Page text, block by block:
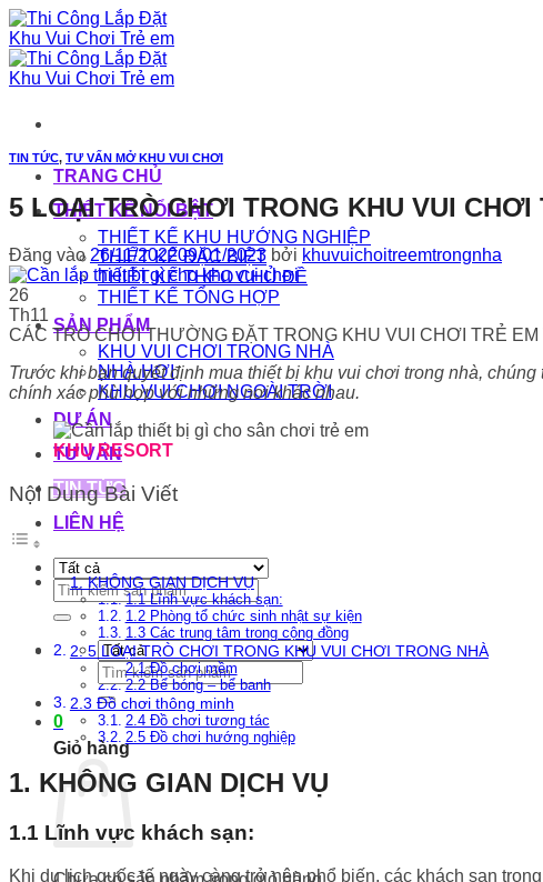
Bỏ
qua
nội
dung
TRANG CHỦ
THIẾT KẾ NỔI BẬT
THIẾT KẾ KHU HƯỚNG NGHIỆP
THIẾT KẾ ĐẶC BIỆT
THIẾT KẾ THEO CHỦ ĐỀ
THIẾT KẾ TỔNG HỢP
SẢN PHẨM
KHU VUI CHƠI TRONG NHÀ
NHÀ HƠI
KHU VUI CHƠI NGOÀI TRỜI
DỰ ÁN
TƯ VẤN
TIN TỨC
LIÊN HỆ
Tìm
kiếm:
Tìm
kiếm:
0
Giỏ hàng
TIN TỨC, TƯ VẤN MỞ KHU VUI CHƠI
5 LOẠI TRÒ CHƠI TRONG KHU VUI CHƠI
Đăng vào 26/11/202209/01/2023 bởi khuvuichoitreemtrongnha
26
Th11
CÁC TRÒ CHƠI THƯỜNG ĐẶT TRONG KHU VUI CHƠI TRẺ EM
Trước khi bạn quyết định mua thiết bị khu vui chơi trong nhà,
chính xác phù hợp với những nơi khác nhau.
KHU RESORT
Nội Dung Bài Viết
1. KHÔNG GIAN DỊCH VỤ
1.1 Lĩnh vực khách sạn:
1.2 Phòng tổ chức sinh nhật sự kiện
1.3 Các trung tâm trong cộng đồng
2. 5 LOẠI TRÒ CHƠI TRONG KHU VUI CHƠI TRONG NHÀ
2.1 Đồ chơi mềm
2.2 Bể bóng – bể banh
2.3 Đồ chơi thông minh
2.4 Đồ chơi tương tác
2.5 Đồ chơi hướng nghiệp
1. KHÔNG GIAN DỊCH VỤ
1.1 Lĩnh vực khách sạn:
Khi du lịch quốc tế ngày càng trở nên phổ biến, các khách sạn